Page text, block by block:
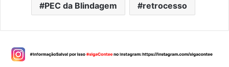
PEC da Blindagem retrocesso